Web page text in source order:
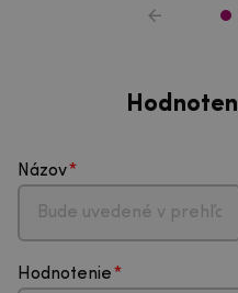
Názov
Hodnotenie